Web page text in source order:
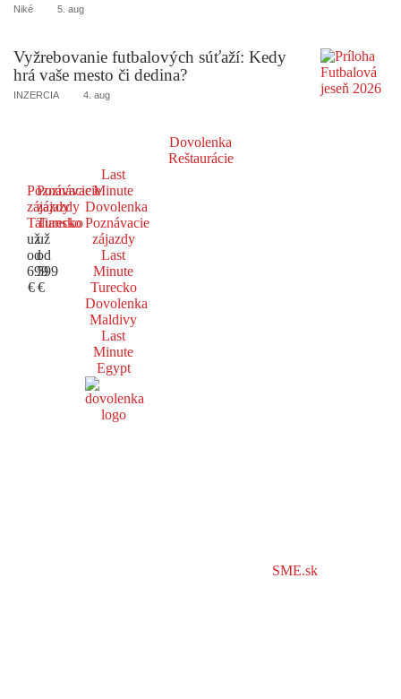
Niké 5. aug
Vyžrebovanie futbalových súťaží: Kedy
hrá vaše mesto či dedina?
INZERCIA 4. aug
Dovolenka
Reštaurácie
Poznávacie
zájazdy
Taliansko
už
od
699
€
Poznávacie
zájazdy
Turecko
už
od
599
€
Last
Minute
Dovolenka
Poznávacie
zájazdy
Last
Minute
Turecko
Dovolenka
Maldivy
Last
Minute
Egypt
SME.sk